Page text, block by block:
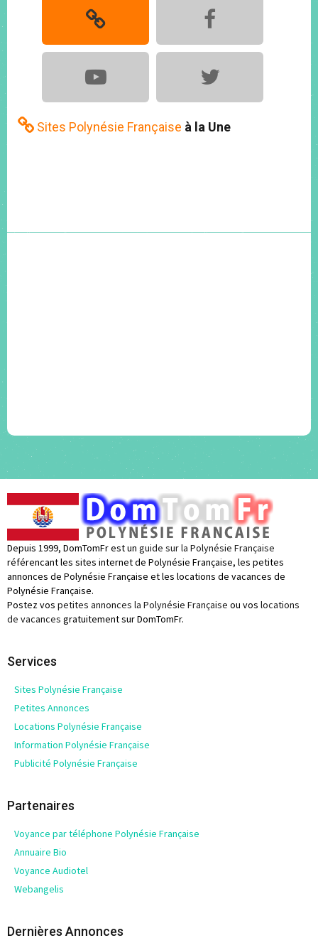
Sites Polynésie Française à la Une
Depuis 1999, DomTomFr est un guide sur la Polynésie Française
référencant les sites internet de Polynésie Française, les petites
annonces de Polynésie Française et les locations de vacances de
Polynésie Française.
Postez vos petites annonces la Polynésie Française ou vos locations
de vacances gratuitement sur DomTomFr.
Services
Sites Polynésie Française
Petites Annonces
Locations Polynésie Française
Information Polynésie Française
Publicité Polynésie Française
Partenaires
Voyance par téléphone Polynésie Française
Annuaire Bio
Voyance Audiotel
Webangelis
Dernières Annonces